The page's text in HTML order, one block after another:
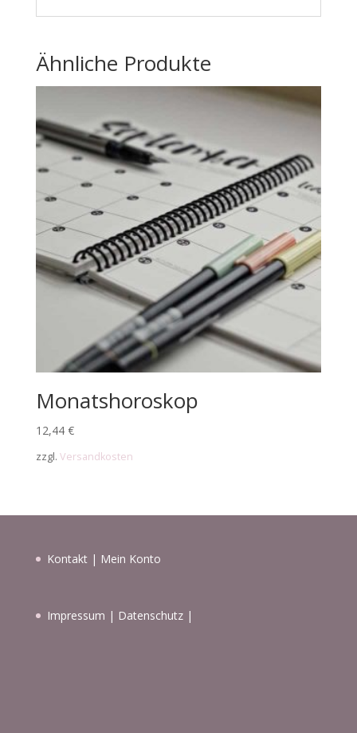
Ähnliche Produkte
Monatshoroskop
12,44 €
zzgl. Versandkosten
Kontakt | Mein Konto
Impressum | Datenschutz|